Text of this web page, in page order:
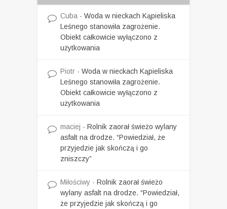
Cuba - Woda w nieckach Kąpieliska
Leśnego stanowiła zagrożenie.
Obiekt całkowicie wyłączono z
użytkowania
Piotr - Woda w nieckach Kąpieliska
Leśnego stanowiła zagrożenie.
Obiekt całkowicie wyłączono z
użytkowania
maciej - Rolnik zaorał świeżo wylany
asfalt na drodze. “Powiedział, że
przyjedzie jak skończą i go
zniszczy”
Miłościwy - Rolnik zaorał świeżo
wylany asfalt na drodze. “Powiedział,
że przyjedzie jak skończą i go